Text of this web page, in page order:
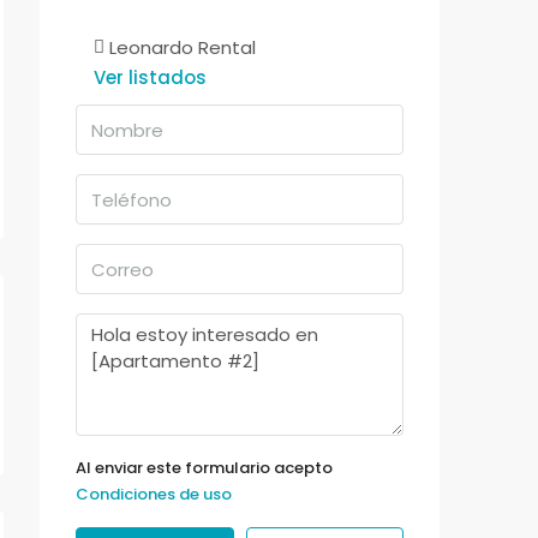
Leonardo Rental
Ver listados
Al enviar este formulario acepto
Condiciones de uso